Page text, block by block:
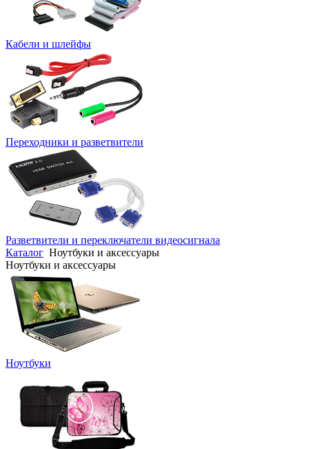
Кабели и шлейфы
Переходники и разветвители
Разветвители и переключатели видеосигнала
Каталог Ноутбуки и аксессуары
Ноутбуки и аксессуары
Ноутбуки